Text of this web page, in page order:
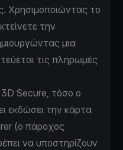
Χρησιμοποιώντας το
την
μια
τις πληρωμές
3D Secure, τόσο ο
εκδώσει την κάρτα
(ο πάροχος
να υποστηρίζουν